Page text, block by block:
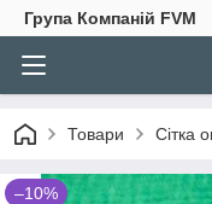
Група Компаній FVM
Товари Сітка
–10%